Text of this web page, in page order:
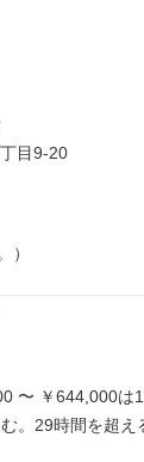
目9-20
）
〜 ￥644,000は
。29時間を超え